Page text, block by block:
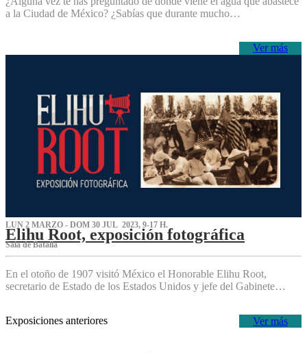
a la Ciudad de México? ¿Sabías que durante mucho…
Ver más
LUN 2 MARZO - DOM 30 JUL 2023, 9-17 H.
Elihu Root, exposición fotográfica
Sala de Batalla
En el otoño de 1907 visitó México el Honorable Elihu Root,
secretario de Estado de los Estados Unidos y jefe del Gabinete…
Ver más
Exposiciones anteriores